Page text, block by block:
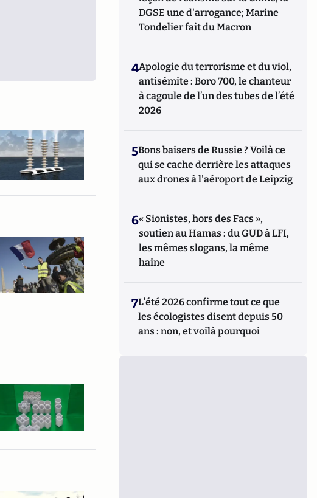
DGSE une d'arrogance; Marine
Tondelier fait du Macron
4Apologie du terrorisme et du viol,
antisémite : Boro 700, le chanteur
à cagoule de l’un des tubes de l’été
2026
5Bons baisers de Russie ? Voilà ce
qui se cache derrière les attaques
aux drones à l'aéroport de Leipzig
6« Sionistes, hors des Facs »,
soutien au Hamas : du GUD à LFI,
les mêmes slogans, la même
haine
7L’été 2026 confirme tout ce que
les écologistes disent depuis 50
ans : non, et voilà pourquoi